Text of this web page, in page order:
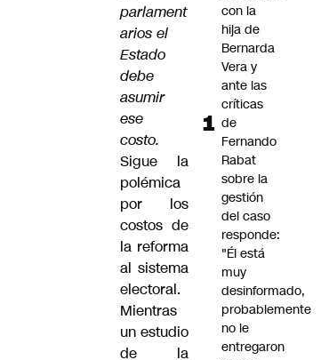
parlament
arios el
Estado
debe
asumir
ese
costo.
Sigue la
polémica
por los
costos de
la reforma
al sistema
electoral.
Mientras
un estudio
de la
con la
hija de
Bernarda
Vera y
ante las
críticas
de
Fernando
Rabat
sobre la
gestión
del caso
responde:
"Él está
muy
desinformado,
probablemente
no le
entregaron